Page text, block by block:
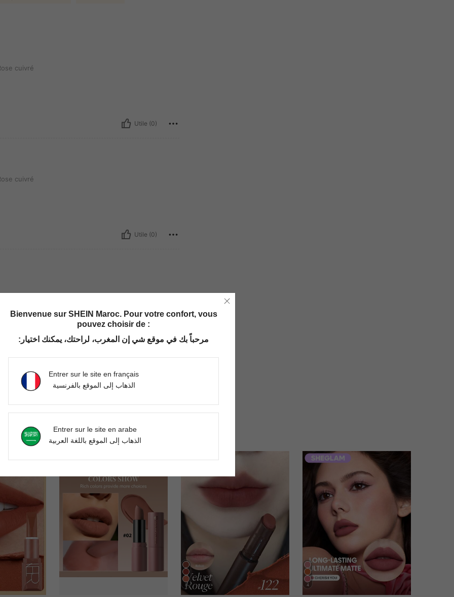
cuivré
Utile (0)
cuivré
Utile (0)
Utile (0)
8 4
Bienvenue sur SHEIN Maroc. Pour votre confort, vous
pouvez choisir de :
مرحباً بك في موقع شي إن المغرب، لراحتك، يمكنك اختيار:
Entrer sur le site en français
الذهاب إلى الموقع بالفرنسية
Entrer sur le site en arabe
الذهاب إلى الموقع باللغة العربية